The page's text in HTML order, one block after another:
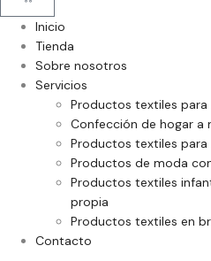
Inicio
Tienda
Sobre nosotros
Servicios
Productos textiles para
Confección de hogar a
Productos textiles para
Productos de moda
Productos textiles
propia
Productos textiles en
Contacto